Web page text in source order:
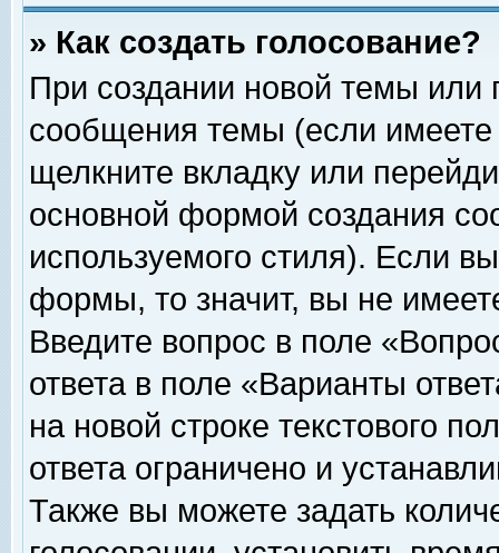
» Как создать голосование?
При создании новой темы или
сообщения темы (если
щелкните вкладку или
основной формой создания
используемого стиля). Если
формы, то значит, вы не
Введите вопрос в поле
ответа в поле «Варианты
на новой строке текстового
ответа ограничено и
Также вы можете задать